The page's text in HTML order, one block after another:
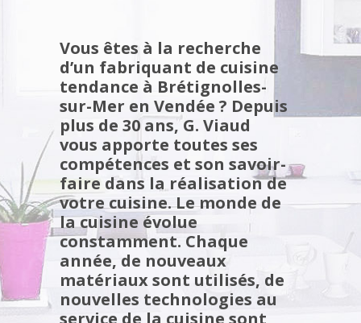
Vous êtes à la recherche
d’un fabriquant de cuisine
tendance à Brétignolles-
sur-Mer en Vendée ? Depuis
plus de 30 ans, G. Viaud
vous apporte toutes ses
compétences et son savoir-
faire dans la réalisation de
votre cuisine.Le monde de
la cuisine évolue
constamment. Chaque
année, de nouveaux
matériaux sont utilisés, de
nouvelles technologies au
service de la cuisine sont